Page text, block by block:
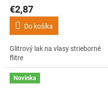
€2,87
Do košíka
Glitrový lak na vlasy strieborné
flitre
Novinka